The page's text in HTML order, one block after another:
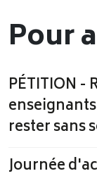
Pour
PÉTITION -
rester sans
Journée